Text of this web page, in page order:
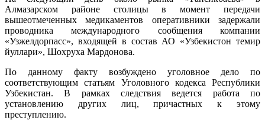
Алмазарском районе столицы в момент передачи
вышеотмеченных медикаментов оперативники задержали
проводника международного сообщения компании
«Узжелдорпасс», входящей в состав АО «Узбекистон темир
йуллари», Шохруха Мардонова.
По данному факту возбуждено уголовное дело по
соответствующим статьям Уголовного кодекса Республики
Узбекистан. В рамках следствия ведется работа по
установлению других лиц, причастных к этому
преступлению.